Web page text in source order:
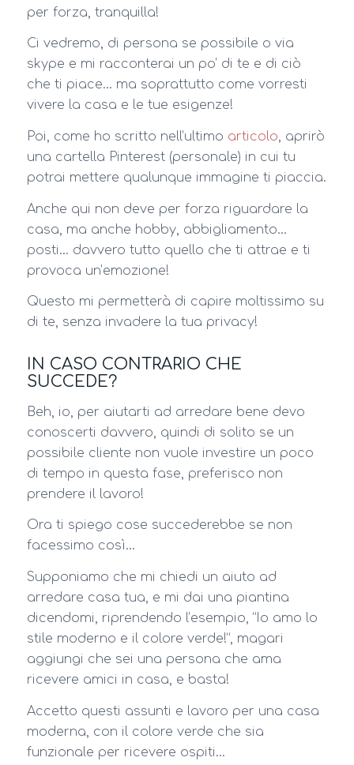
per forza, tranquilla!
Ci vedremo, di persona se possibile o via
skype e mi racconterai un po’ di te e di ciò
che ti piace… ma soprattutto come vorresti
vivere la casa e le tue esigenze!
Poi, come ho scritto nell’ultimo articolo, aprirò
una cartella Pinterest (personale) in cui tu
potrai mettere qualunque immagine ti piaccia.
Anche qui non deve per forza riguardare la
casa, ma anche hobby, abbigliamento…
posti… davvero tutto quello che ti attrae e ti
provoca un’emozione!
Questo mi permetterà di capire moltissimo su
di te, senza invadere la tua privacy!
IN CASO CONTRARIO CHE
SUCCEDE?
Beh, io, per aiutarti ad arredare bene devo
conoscerti davvero, quindi di solito se un
possibile cliente non vuole investire un poco
di tempo in questa fase, preferisco non
prendere il lavoro!
Ora ti spiego cose succederebbe se non
facessimo così…
Supponiamo che mi chiedi un aiuto ad
arredare casa tua, e mi dai una piantina
dicendomi, riprendendo l’esempio, “Io amo lo
stile moderno e il colore verde!”, magari
aggiungi che sei una persona che ama
ricevere amici in casa, e basta!
Accetto questi assunti e lavoro per una casa
moderna, con il colore verde che sia
funzionale per ricevere ospiti…